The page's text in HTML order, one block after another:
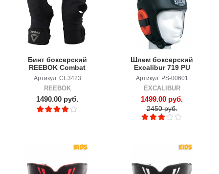
Бинт боксерский
REEBOK Combat
Артикул: CE3423
REEBOK
1490.00 руб.
Шлем боксерский
Excalibur 719 PU
Артикул: PS-00601
EXCALIBUR
1499.00 руб.
2450 руб.